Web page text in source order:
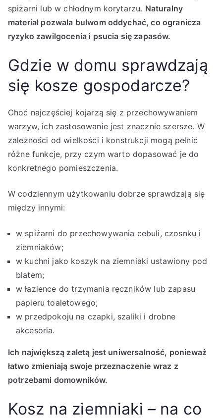
spiżarni lub w chłodnym korytarzu. Naturalny
materiał pozwala bulwom oddychać, co ogranicza
ryzyko zawilgocenia i psucia się zapasów.
Gdzie w domu sprawdzają
się kosze gospodarcze?
Choć najczęściej kojarzą się z przechowywaniem
warzyw, ich zastosowanie jest znacznie szersze. W
zależności od wielkości i konstrukcji mogą pełnić
różne funkcje, przy czym warto dopasować je do
konkretnego pomieszczenia.
W codziennym użytkowaniu dobrze sprawdzają się
między innymi:
w spiżarni do przechowywania cebuli, czosnku i
ziemniaków;
w kuchni jako koszyk na ziemniaki ustawiony pod
blatem;
w łazience do trzymania ręczników lub zapasu
papieru toaletowego;
w przedpokoju na czapki, szaliki i drobne
akcesoria.
Ich największą zaletą jest uniwersalność, ponieważ
łatwo zmieniają swoje przeznaczenie wraz z
potrzebami domowników.
Kosz na ziemniaki – na co